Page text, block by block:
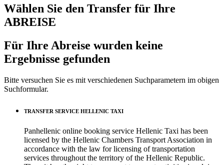
Wählen Sie den Transfer für Ihre
ABREISE
Für Ihre Abreise wurden keine
Ergebnisse gefunden
Bitte versuchen Sie es mit verschiedenen Suchparametern im obigen
Suchformular.
TRANSFER SERVICE HELLENIC TAXI
Panhellenic online booking service Hellenic Taxi has been
licensed by the Hellenic Chambers Transport Association in
accordance with the law for licensing of transportation
services throughout the territory of the Hellenic Republic.